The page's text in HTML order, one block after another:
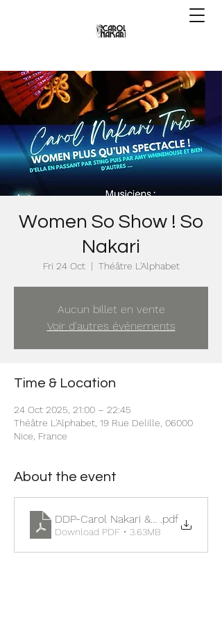
Women So Show ! So
Nakari
Fri 24 Oct
  |
Théâtre L'Alphabet
Aucun billet en vente
Voir d'autres événements
Time & Location
24 Oct 2025, 21:00 – 22:45
Théâtre L'Alphabet, 19 Rue Delille, 06000
Nice, France
About the event
DDP-Carol Nakari & Friends
.pdf
Download PDF • 3.63MB